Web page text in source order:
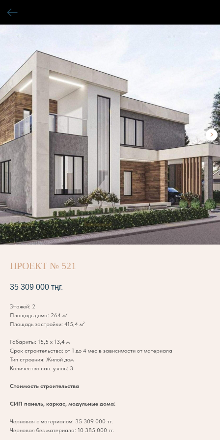
ПРОЕКТ № 521
35 309 000 тңг.
Этажей: 2
Площадь дома: 264 м²
Площадь застройки: 415,4 м²
Габариты: 15,5 х 13,4 м
Срок строительства: от 1 до 4 мес в зависимости от материала
Тип строения: Жилой дом
Количество сан. узлов: 3
Стоимость строительства
СИП панель, каркас, модульные дома:
Черновая с материалом: 35 309 000 тг.
Черновая без материала: 10 385 000 тг.